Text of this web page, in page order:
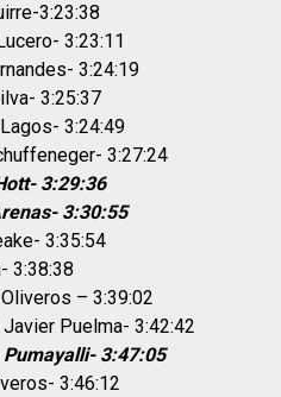
3:23:38
3:23:11
3:24:19
3:25:37
3:24:49
3:27:24
3:29:36
3:30:55
3:35:54
3:38:38
– 3:39:02
Javier Puelma- 3:42:42
Pumayalli- 3:47:05
3:46:12